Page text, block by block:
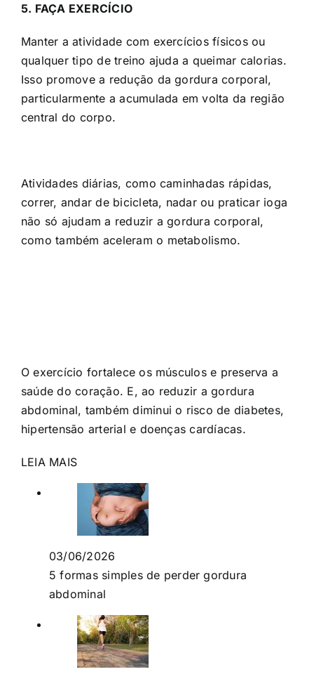
5. FAÇA EXERCÍCIO
Manter a atividade com exercícios físicos ou
qualquer tipo de treino ajuda a queimar calorias.
Isso promove a redução da gordura corporal,
particularmente a acumulada em volta da região
central do corpo.
Atividades diárias, como caminhadas rápidas,
correr, andar de bicicleta, nadar ou praticar ioga
não só ajudam a reduzir a gordura corporal,
como também aceleram o metabolismo.
O exercício fortalece os músculos e preserva a
saúde do coração. E, ao reduzir a gordura
abdominal, também diminui o risco de diabetes,
hipertensão arterial e doenças cardíacas.
LEIA MAIS
03/06/2026
5 formas simples de perder gordura
abdominal